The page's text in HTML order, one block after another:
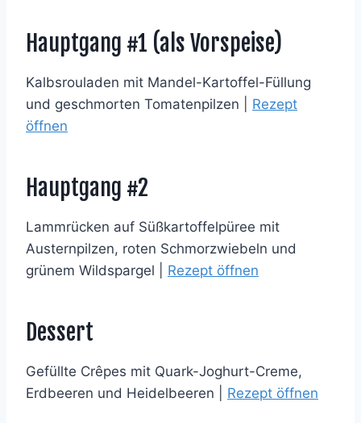
Hauptgang #1 (als Vorspeise)
Kalbsrouladen mit Mandel-Kartoffel-Füllung
und geschmorten Tomatenpilzen | Rezept
öffnen
Hauptgang #2
Lammrücken auf Süßkartoffelpüree mit
Austernpilzen, roten Schmorzwiebeln und
grünem Wildspargel | Rezept öffnen
Dessert
Gefüllte Crêpes mit Quark-Joghurt-Creme,
Erdbeeren und Heidelbeeren | Rezept öffnen